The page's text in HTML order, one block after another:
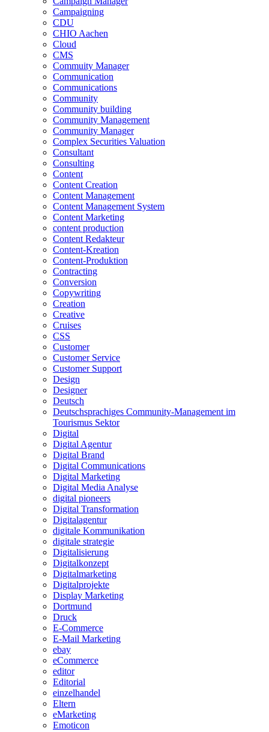
Campaigning
CDU
CHIO Aachen
Cloud
CMS
Commuity Manager
Communication
Communications
Community
Community building
Community Management
Community Manager
Complex Securities Valuation
Consultant
Consulting
Content
Content Creation
Content Management
Content Management System
Content Marketing
content production
Content Redakteur
Content-Kreation
Content-Produktion
Contracting
Conversion
Copywriting
Creation
Creative
Cruises
CSS
Customer
Customer Service
Customer Support
Design
Designer
Deutsch
Deutschsprachiges Community-Management im
Tourismus Sektor
Digital
Digital Agentur
Digital Brand
Digital Communications
Digital Marketing
Digital Media Analyse
digital pioneers
Digital Transformation
Digitalagentur
digitale Kommunikation
digitale strategie
Digitalisierung
Digitalkonzept
Digitalmarketing
Digitalprojekte
Display Marketing
Dortmund
Druck
E-Commerce
E-Mail Marketing
ebay
eCommerce
editor
Editorial
einzelhandel
Eltern
eMarketing
Emoticon